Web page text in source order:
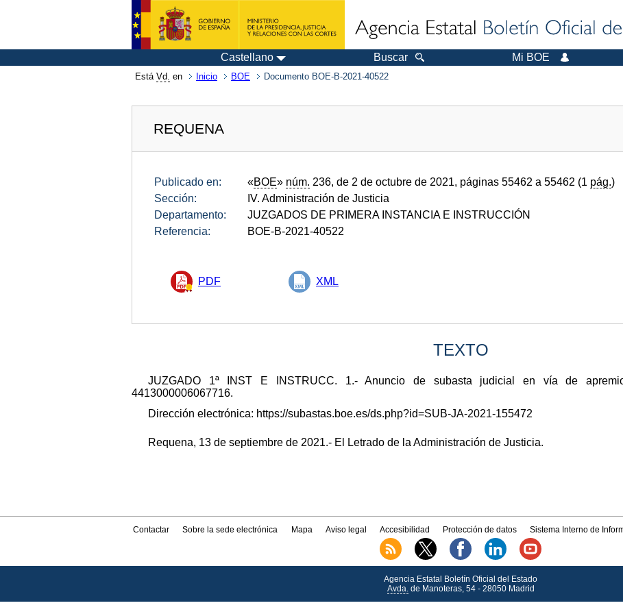
Castellano Buscar Mi BOE
Está Vd. en Inicio BOE Documento BOE-B-2021-40522
REQUENA
Publicado en: «BOE» núm. 236, de 2 de octubre de 2021, páginas 55462 a 55462 (1 pág.)
Sección:
IV. Administración de Justicia
Departamento:
JUZGADOS DE PRIMERA INSTANCIA E INSTRUCCIÓN
Referencia:
BOE-B-2021-40522
PDF XML
TEXTO
JUZGADO 1ª INST E INSTRUCC. 1.- Anuncio de subasta judicial en vía de
4413000006067716.
Dirección electrónica: https://subastas.boe.es/ds.php?id=SUB-JA-2021-155472
Requena, 13 de septiembre de 2021.- El Letrado de la Administración de Justicia.
Contactar Sobre la sede electrónica Mapa Aviso legal Accesibilidad Protección de datos Sistema Interno de
Agencia Estatal Boletín Oficial del Estado
Avda.de Manoteras, 54 - 28050 Madrid